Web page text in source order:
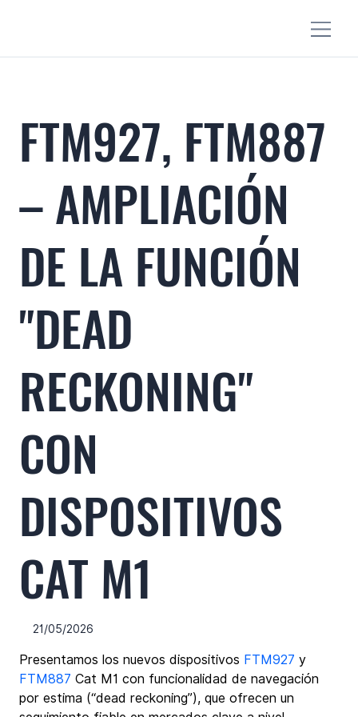
FTM927, FTM887
– AMPLIACIÓN
DE LA FUNCIÓN
"DEAD
RECKONING"
CON
DISPOSITIVOS
CAT M1
21/05/2026
Presentamos los nuevos dispositivos FTM927 y
FTM887 Cat M1 con funcionalidad de navegación
por estima (“dead reckoning”), que ofrecen un